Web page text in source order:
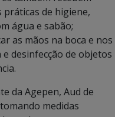
de higiene,
água e sabão;
as mãos na boca e nos
desinfecção de objetos
da Agepen, Aud de
medidas